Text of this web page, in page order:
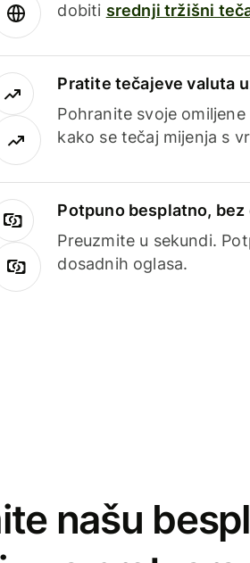
dobiti srednji tržišni
Pratite tečajeve valuta
Pohranite svoje
kako se tečaj mijenja s
Potpuno besplatno, bez
Preuzmite u sekundi.
dosadnih oglasa.
našu